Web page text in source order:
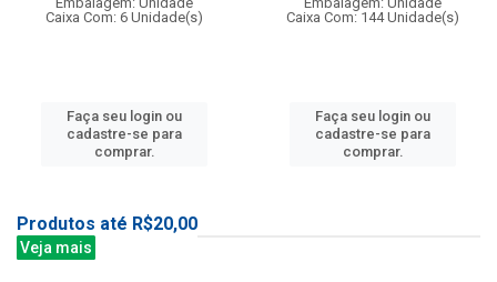
Caixa Com: 6 Unidade(s)
Faça seu login ou
cadastre-se para
comprar.
Caixa Com: 144 Unidade(s)
Faça seu login ou
cadastre-se para
comprar.
Produtos até R$20,00
Veja mais